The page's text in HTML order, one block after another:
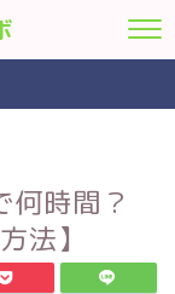
時間？
法】